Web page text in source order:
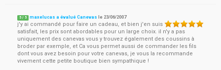
5 / 5 maxelucas a évalué Canevas le 23/06/2007
j'y ai commandé pour faire un cadeau, et bien j'en suis
satisfait, les prix sont abordables pour un large choix. il n'y a pas
uniquement des canevas vous y trouvez également des coussins à
broder par exemple, et Ca vous permet aussi de commander les fils
dont vous avez besoin pour votre canevas, je vous la recommande
vivement cette petite boutique bien sympathique !